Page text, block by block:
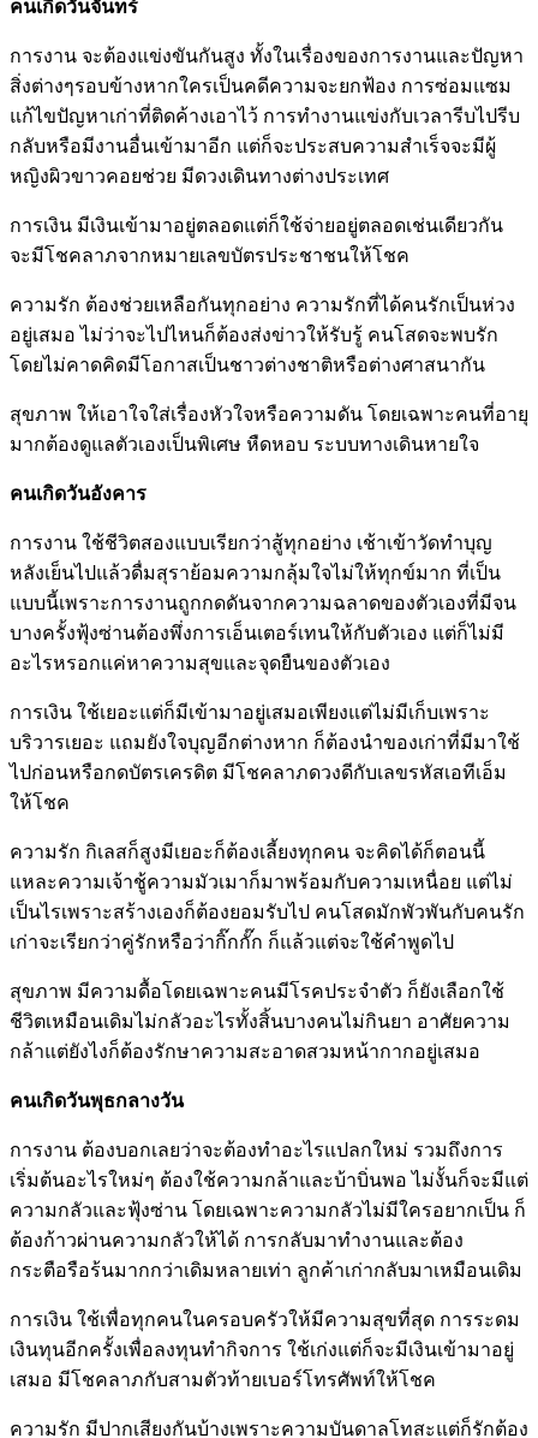
คนเกิดวันจันทร์
การงาน จะต้องแข่งขันกันสูง ทั้งในเรื่องของการงานและปัญหา
สิ่งต่างๆรอบข้างหากใครเป็นคดีความจะยกฟ้อง การซ่อมแซม
แก้ไขปัญหาเก่าที่ติดค้างเอาไว้ การทำงานแข่งกับเวลารีบไปรีบ
กลับหรือมีงานอื่นเข้ามาอีก แต่ก็จะประสบความสำเร็จจะมีผู้
หญิงผิวขาวคอยช่วย มีดวงเดินทางต่างประเทศ
การเงิน มีเงินเข้ามาอยู่ตลอดแต่ก็ใช้จ่ายอยู่ตลอดเช่นเดียวกัน
จะมีโชคลาภจากหมายเลขบัตรประชาชนให้โชค
ความรัก ต้องช่วยเหลือกันทุกอย่าง ความรักที่ได้คนรักเป็นห่วง
อยู่เสมอ ไม่ว่าจะไปไหนก็ต้องส่งข่าวให้รับรู้ คนโสดจะพบรัก
โดยไม่คาดคิดมีโอกาสเป็นชาวต่างชาติหรือต่างศาสนากัน
สุขภาพ ให้เอาใจใส่เรื่องหัวใจหรือความดัน โดยเฉพาะคนที่อายุ
มากต้องดูแลตัวเองเป็นพิเศษ หืดหอบ ระบบทางเดินหายใจ
คนเกิดวันอังคาร
การงาน ใช้ชีวิตสองแบบเรียกว่าสู้ทุกอย่าง เช้าเข้าวัดทำบุญ
หลังเย็นไปแล้วดื่มสุราย้อมความกลุ้มใจไม่ให้ทุกข์มาก ที่เป็น
แบบนี้เพราะการงานถูกกดดันจากความฉลาดของตัวเองที่มีจน
บางครั้งฟุ้งซ่านต้องพึ่งการเอ็นเตอร์เทนให้กับตัวเอง แต่ก็ไม่มี
อะไรหรอกแค่หาความสุขและจุดยืนของตัวเอง
การเงิน ใช้เยอะแต่ก็มีเข้ามาอยู่เสมอเพียงแต่ไม่มีเก็บเพราะ
บริวารเยอะ แถมยังใจบุญอีกต่างหาก ก็ต้องนำของเก่าที่มีมาใช้
ไปก่อนหรือกดบัตรเครดิต มีโชคลาภดวงดีกับเลขรหัสเอทีเอ็ม
ให้โชค
ความรัก กิเลสก็สูงมีเยอะก็ต้องเลี้ยงทุกคน จะคิดได้ก็ตอนนี้
แหละความเจ้าชู้ความมัวเมาก็มาพร้อมกับความเหนื่อย แต่ไม่
เป็นไรเพราะสร้างเองก็ต้องยอมรับไป คนโสดมักพัวพันกับคนรัก
เก่าจะเรียกว่าคู่รักหรือว่ากิ๊กกั๊ก ก็แล้วแต่จะใช้คำพูดไป
สุขภาพ มีความดื้อโดยเฉพาะคนมีโรคประจำตัว ก็ยังเลือกใช้
ชีวิตเหมือนเดิมไม่กลัวอะไรทั้งสิ้นบางคนไม่กินยา อาศัยความ
กล้าแต่ยังไงก็ต้องรักษาความสะอาดสวมหน้ากากอยู่เสมอ
คนเกิดวันพุธกลางวัน
การงาน ต้องบอกเลยว่าจะต้องทำอะไรแปลกใหม่ รวมถึงการ
เริ่มต้นอะไรใหม่ๆ ต้องใช้ความกล้าและบ้าบิ่นพอ ไม่งั้นก็จะมีแต่
ความกลัวและฟุ้งซ่าน โดยเฉพาะความกลัวไม่มีใครอยากเป็น ก็
ต้องก้าวผ่านความกลัวให้ได้ การกลับมาทำงานและต้อง
กระตือรือร้นมากกว่าเดิมหลายเท่า ลูกค้าเก่ากลับมาเหมือนเดิม
การเงิน ใช้เพื่อทุกคนในครอบครัวให้มีความสุขที่สุด การระดม
เงินทุนอีกครั้งเพื่อลงทุนทำกิจการ ใช้เก่งแต่ก็จะมีเงินเข้ามาอยู่
เสมอ มีโชคลาภกับสามตัวท้ายเบอร์โทรศัพท์ให้โชค
ความรัก มีปากเสียงกันบ้างเพราะความบันดาลโทสะแต่ก็รักต้อง